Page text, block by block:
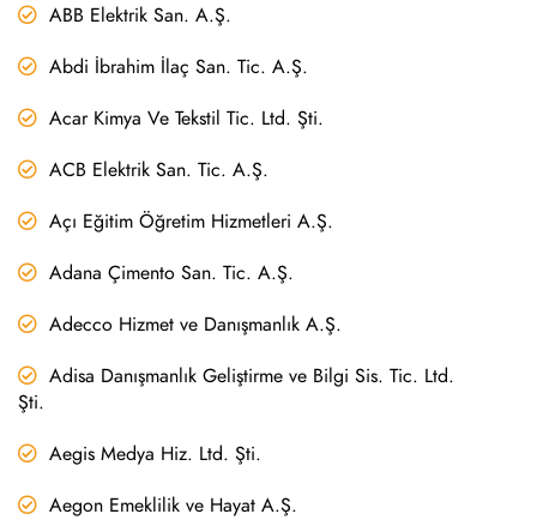
ABB Elektrik San. A.Ş.
Abdi İbrahim İlaç San. Tic. A.Ş.
Acar Kimya Ve Tekstil Tic. Ltd. Şti.
ACB Elektrik San. Tic. A.Ş.
Açı Eğitim Öğretim Hizmetleri A.Ş.
Adana Çimento San. Tic. A.Ş.
Adecco Hizmet ve Danışmanlık A.Ş.
Adisa Danışmanlık Geliştirme ve Bilgi Sis. Tic. Ltd.
Şti.
Aegis Medya Hiz. Ltd. Şti.
Aegon Emeklilik ve Hayat A.Ş.